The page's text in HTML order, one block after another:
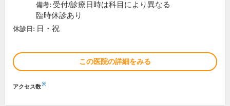
備考: 受付/診療日時は科目により異なる
臨時休診あり
休診日: 日・祝
この医院の詳細をみる
アクセス数※